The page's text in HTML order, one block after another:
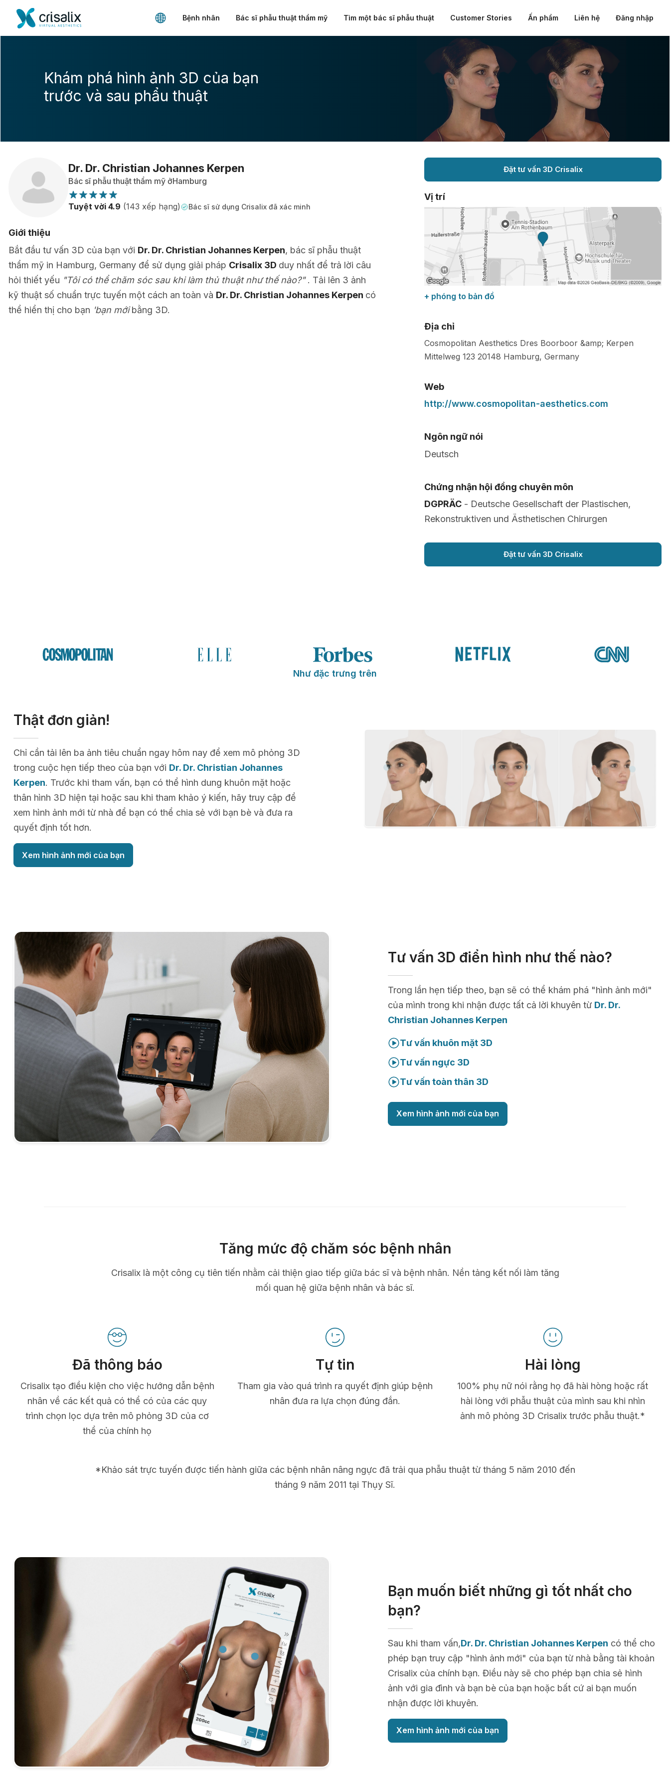
Bệnh nhân Bác sĩ phẫu thuật thẩm mỹ Tìm một bác sĩ phẫu thuật Customer Stories Ấn phẩm Liên hệ Đăng nhập
Khám phá hình ảnh 3D của bạn
trước và sau phẩu thuật
Dr. Dr. Christian Johannes Kerpen
Bác sĩ phẫu thuật thẩm mỹ ởHamburg
Tuyệt vời 4.9 (143 xếp hạng) Bác sĩ sử dụng Crisalix đã xác minh
Giới thiệu
Bắt đầu tư vấn 3D của bạn với Dr. Dr. Christian Johannes Kerpen, bác sĩ phẫu thuật
thẩm mỹ in Hamburg, Germany để sử dụng giải pháp Crisalix 3D duy nhất để trả lời câu
hỏi thiết yếu "Tôi có thể chăm sóc sau khi làm thủ thuật như thế nào?". Tải lên 3 ảnh
kỹ thuật số chuẩn trực tuyến một cách an toàn và Dr. Dr. Christian Johannes Kerpen có
thể hiển thị cho bạn 'bạn mớibằng 3D.
Đặt tư vấn 3D Crisalix
Vị trí
+ phóng to bản đồ
Địa chỉ
Cosmopolitan Aesthetics Dres Boorboor &amp; Kerpen
Mittelweg 123 20148 Hamburg, Germany
Web
http://www.cosmopolitan-aesthetics.com
Ngôn ngữ nói
Deutsch
Chứng nhận hội đồng chuyên môn
DGPRÄC - Deutsche Gesellschaft der Plastischen,
Rekonstruktiven und Ästhetischen Chirurgen
Đặt tư vấn 3D Crisalix
Như đặc trưng trên
Thật đơn giản!
Chỉ cần tải lên ba ảnh tiêu chuẩn ngay hôm nay để xem mô phỏng 3D
trong cuộc hẹn tiếp theo của bạn với Dr. Dr. Christian Johannes
Kerpen. Trước khi tham vấn, bạn có thể hình dung khuôn mặt hoặc
thân hình 3D hiện tại hoặc sau khi tham khảo ý kiến, hãy truy cập để
xem hình ảnh mới từ nhà để bạn có thể chia sẻ với bạn bè và đưa ra
quyết định tốt hơn.
Xem hình ảnh mới của bạn
Tư vấn 3D điển hình như thế nào?
Trong lần hẹn tiếp theo, bạn sẽ có thể khám phá "hình ảnh mới"
của mình trong khi nhận được tất cả lời khuyên từ Dr. Dr.
Christian Johannes Kerpen
Tư vấn khuôn mặt 3D
Tư vấn ngực 3D
Tư vấn toàn thân 3D
Xem hình ảnh mới của bạn
Tăng mức độ chăm sóc bệnh nhân
Crisalix là một công cụ tiên tiến nhằm cải thiện giao tiếp giữa bác sĩ và bệnh nhân. Nền tảng kết nối làm tăng
mối quan hệ giữa bệnh nhân và bác sĩ.
Đã thông báo
Crisalix tạo điều kiện cho việc hướng dẫn bệnh
nhân về các kết quả có thể có của các quy
trình chọn lọc dựa trên mô phỏng 3D của cơ
thể của chính họ
Tự tin
Tham gia vào quá trình ra quyết định giúp bệnh
nhân đưa ra lựa chọn đúng đắn.
Hài lòng
100% phụ nữ nói rằng họ đã hài hòng hoặc rất
hài lòng với phẫu thuật của mình sau khi nhìn
ảnh mô phỏng 3D Crisalix trước phẫu thuật.*
*Khảo sát trực tuyến được tiến hành giữa các bệnh nhân nâng ngực đã trải qua phẫu thuật từ tháng 5 năm 2010 đến
tháng 9 năm 2011 tại Thụy Sĩ.
Bạn muốn biết những gì tốt nhất cho
bạn?
Sau khi tham vấn,Dr. Dr. Christian Johannes Kerpen có thể cho
phép bạn truy cập "hình ảnh mới" của bạn từ nhà bằng tài khoản
Crisalix của chính bạn. Điều này sẽ cho phép bạn chia sẻ hình
ảnh với gia đình và bạn bè của bạn hoặc bất cứ ai bạn muốn
nhận được lời khuyên.
Xem hình ảnh mới của bạn